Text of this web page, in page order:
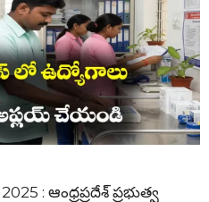
: ఆంధ్రప్రదేశ్ ప్రభుత్వ